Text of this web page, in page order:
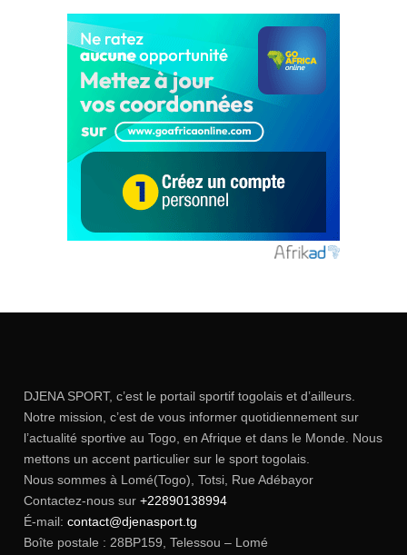
DJENA SPORT, c’est le portail sportif togolais et d’ailleurs.
Notre mission, c’est de vous informer quotidiennement sur
l’actualité sportive au Togo, en Afrique et dans le Monde. Nous
mettons un accent particulier sur le sport togolais.
Nous sommes à Lomé(Togo), Totsi, Rue Adébayor
Contactez-nous sur +22890138994
É-mail: contact@djenasport.tg
Boîte postale : 28BP159, Telessou – Lomé